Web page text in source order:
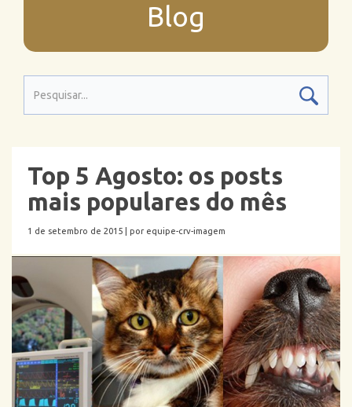
Blog
Top 5 Agosto: os posts
mais populares do mês
1 de setembro de 2015 | por equipe-crv-imagem